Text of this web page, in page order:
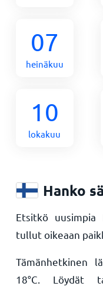
07
heinäkuu
10
lokakuu
Hanko
Etsitkö uusimpia
tullut oikeaan
Tämänhetkinen
18°C . Löydät